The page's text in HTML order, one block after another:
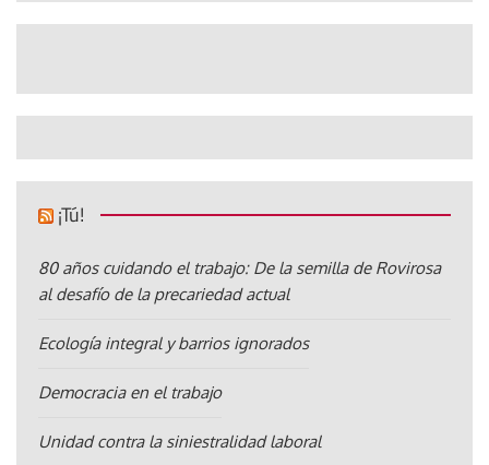
¡Tú!
80 años cuidando el trabajo: De la semilla de Rovirosa
al desafío de la precariedad actual
Ecología integral y barrios ignorados
Democracia en el trabajo
Unidad contra la siniestralidad laboral